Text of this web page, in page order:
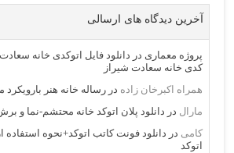
آخرین دیدگاه های ارسالی
پروژه معماری در دانلود فایل اتوکدی خانه
کدی خانه سعادت شیراز
همراه اکبرخان زاده دررساله خانه هنر بارویکرد
مارال در دانلود پلان اتوکد خانه محتشم-نما و
کامی در دانلود فونت کاتب اتوکد+نحوه استفاده
اتوکد